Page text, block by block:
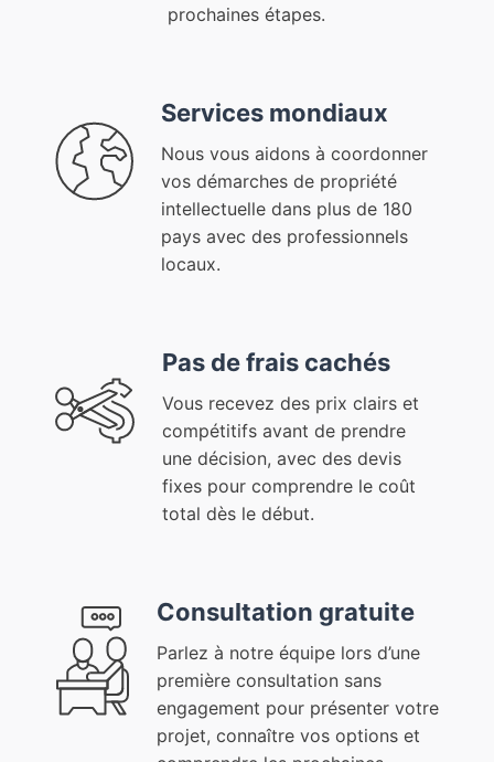
prochaines étapes.
Services mondiaux
Nous vous aidons à coordonner
vos démarches de propriété
intellectuelle dans plus de 180
pays avec des professionnels
locaux.
Pas de frais cachés
Vous recevez des prix clairs et
compétitifs avant de prendre
une décision, avec des devis
fixes pour comprendre le coût
total dès le début.
Consultation gratuite
Parlez à notre équipe lors d’une
première consultation sans
engagement pour présenter votre
projet, connaître vos options et